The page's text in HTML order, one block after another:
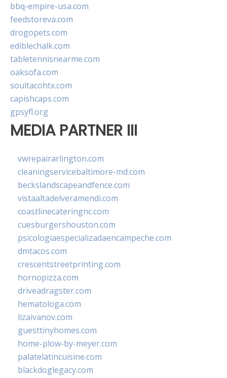
bbq-empire-usa.com
feedstoreva.com
drogopets.com
ediblechalk.com
tabletennisnearme.com
oaksofa.com
soultacohtx.com
capishcaps.com
gpsyfl.org
MEDIA PARTNER III
vwrepairarlington.com
cleaningservicebaltimore-md.com
beckslandscapeandfence.com
vistaaltadelveramendi.com
coastlinecateringnc.com
cuesburgershouston.com
psicologiaespecializadaencampeche.com
dmtacos.com
crescentstreetprinting.com
hornopizza.com
driveadragster.com
hematologa.com
lizaivanov.com
guesttinyhomes.com
home-plow-by-meyer.com
palatelatincuisine.com
blackdoglegacy.com